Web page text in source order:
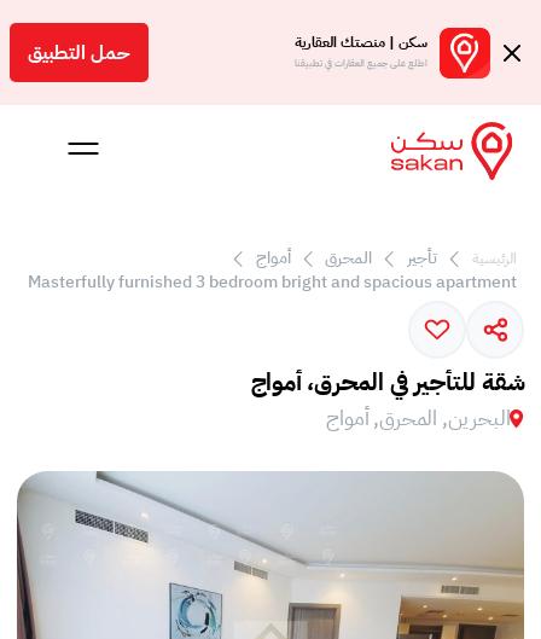
سكن | منصتك العقارية
اطلع على جميع العقارات في تطبيقنا حمل التطبيق
بالعمولة
الرئيسية تأجير المحرق
أمواج
Masterfully furnished 3 bedroom bright and spacious apartment
شقة للتأجير في المحرق، أمواج
البحرين, المحرق, أمواج